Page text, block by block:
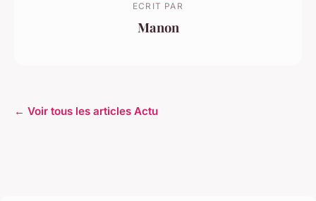
ECRIT PAR
Manon
← Voir tous les articles Actu